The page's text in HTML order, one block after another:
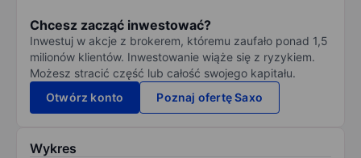
Chcesz zacząć inwestować?
Inwestuj w akcje z brokerem, któremu zaufało ponad 1,5
milionów klientów. Inwestowanie wiąże się z ryzykiem.
Możesz stracić część lub całość swojego kapitału.
Otwórz konto
Poznaj ofertę Saxo
Wykres